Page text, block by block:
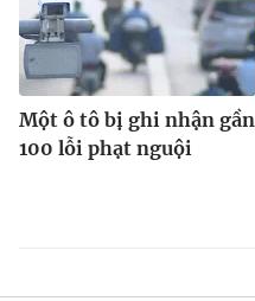
Một ô tô bị ghi nhận gần
100 lỗi phạt nguội